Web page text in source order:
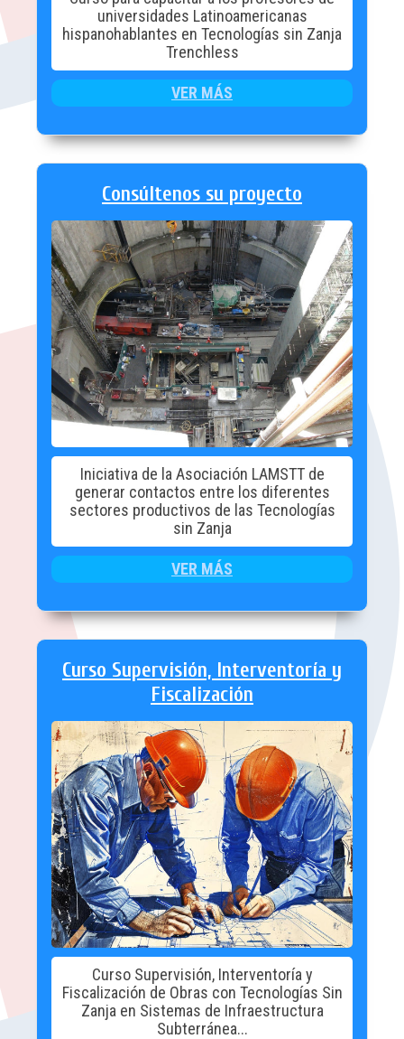
universidades Latinoamericanas
hispanohablantes en Tecnologías sin Zanja
Trenchless
VER MÁS
Consúltenos su proyecto
Iniciativa de la Asociación LAMSTT de
generar contactos entre los diferentes
sectores productivos de las Tecnologías
sin Zanja
VER MÁS
Curso Supervisión, Interventoría y
Fiscalización
Curso Supervisión, Interventoría y
Fiscalización de Obras con Tecnologías Sin
Zanja en Sistemas de Infraestructura
Subterránea...